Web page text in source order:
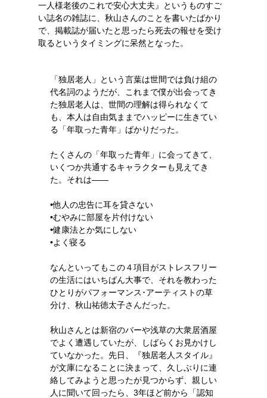
一人様老後のこれで安心大丈夫』というものすご
い誌名の雑誌に、秋山さんのことを書いたばかり
で、掲載誌が届いたと思ったら死去の報せを受け
取るというタイミングに呆然となった。
「独居老人」という言葉は世間では負け組の
代名詞のようだが、これまで僕が出会ってき
た独居老人は、世間の理解は得られなくて
も、本人は自由気ままでハッピーに生きてい
る「年取った青年」ばかりだった。
たくさんの「年取った青年」に会ってきて、
いくつか共通するキャラクターも見えてき
た。それは——
•他人の忠告に耳を貸さない
•むやみに部屋を片付けない
•健康法とか気にしない
•よく寝る
なんといってもこの４項目がストレスフリー
の生活にはいちばん大事で、それを教わった
ひとりがパフォーマンス･アーティストの草
分け、秋山祐徳太子さんだった。
秋山さんとは新宿のバーや浅草の大衆居酒屋
でよく遭遇していたが、しばらくお見かけし
ていなかった。先日、『独居老人スタイル』
が文庫になることに決まって、久しぶりに連
絡してみようと思ったが見つからず、親しい
人に聞いて回ったら、3年ほど前から「認知